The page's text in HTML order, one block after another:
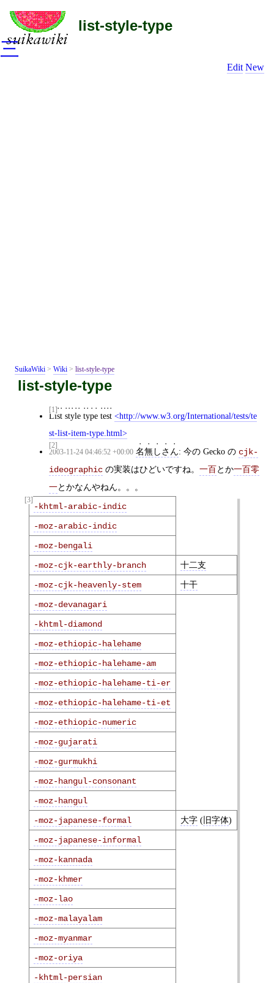
list-style-type
Edit New
SuikaWiki > Wiki > list-style-type
list-style-type
[1]
List style type test
http://www.w3.org/International/tests/te
st-list-item-type.html
[2]
2003-11-24 04:46:52 +00:00 名無しさん: 今の Gecko の cjk-
ideographic の実装はひどいですね。 一百とか一百零
一とかなんやねん。。。
[3]
-khtml-arabic-indic
-moz-arabic-indic
-moz-bengali
-moz-cjk-earthly-branch
十二支
-moz-cjk-heavenly-stem 十干
-moz-devanagari
-khtml-diamond
-moz-ethiopic-halehame
-moz-ethiopic-halehame-am
-moz-ethiopic-halehame-ti-er
-moz-ethiopic-halehame-ti-et
-moz-ethiopic-numeric
-moz-gujarati
-moz-gurmukhi
-moz-hangul-consonant
-moz-hangul
-moz-japanese-formal
大字 (旧字体)
-moz-japanese-informal
-moz-kannada
-moz-khmer
-moz-lao
-moz-malayalam
-moz-myanmar
-moz-oriya
-khtml-persian
三